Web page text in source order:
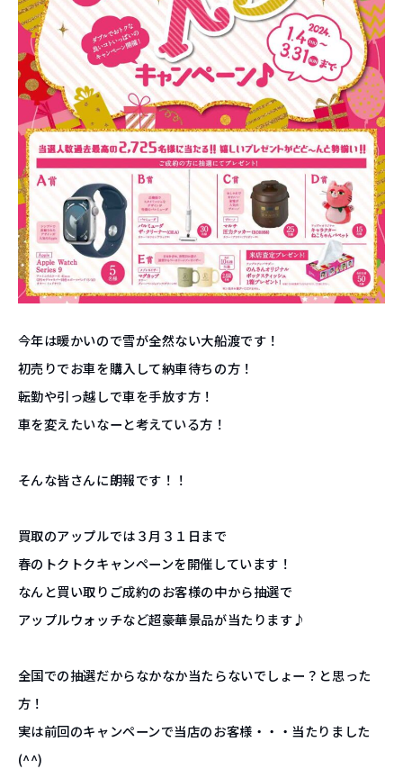
今年は暖かいので雪が全然ない大船渡です！
初売りでお車を購入して納車待ちの方！
転勤や引っ越しで車を手放す方！
車を変えたいなーと考えている方！
そんな皆さんに朗報です！！
買取のアップルでは３月３１日まで
春のトクトクキャンペーンを開催しています！
なんと買い取りご成約のお客様の中から抽選で
アップルウォッチなど超豪華景品が当たります♪
全国での抽選だからなかなか当たらないでしょー？と思った
方！
実は前回のキャンペーンで当店のお客様・・・当たりました
(^^)